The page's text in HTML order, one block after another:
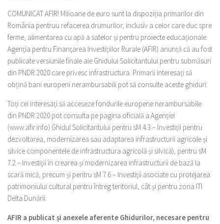
COMUNICAT AFIR! Milioane de euro sunt la dispoziția primarilor din
România pentruu refacerea drumurilor, inclusiv a celor care duc spre
ferme, alimentarea cu apă a satelor și pentru proiecte educaționale.
Agenţia pentru Finanţarea Investiţiilor Rurale (AFIR) anunță că au fost
publicate versiunile finale ale Ghidului Solicitantului pentru submăsuri
din PNDR 2020 care privesc infrastructura. Primarii interesați să
obțină bani europeni nerambursabili pot să consulte aceste ghiduri.
Toți cei interesați să acceseze fondurile europene nerambursabile
din PNDR 2020 pot consulta pe pagina oficială a Agenției
(www.afir.info) Ghidul Solicitantului pentru sM 4.3 – Investiţii pentru
dezvoltarea, modernizarea sau adaptarea infrastructurii agricole şi
silvice componentele de infrastructura agricolă și silvică), pentru sM
7.2 – Investiţii în crearea și modernizarea infrastructurii de bază la
scară mică, precum și pentru sM 7.6 – Investiţii asociate cu protejarea
patrimoniului cultural pentru întreg teritoriul, cât și pentru zona ITI
Delta Dunării.
AFIR a publicat și anexele aferente Ghidurilor, necesare pentru